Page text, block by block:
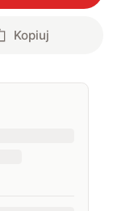
Kopiuj